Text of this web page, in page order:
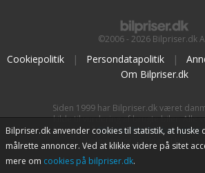
©2006 - 2026 Bilpriser.dk
Cookiepolitik | Persondatapolitik |
Om Bilpriser.dk
Siden 1999 har Bilpriser.dk været
kilde til vurdering af brugte biler. Alle
baseret påBilpriserPro Prisberegning
uafhængige værktøj til
Bilpriser.dk anvender cookies til statistik, at
målrette annoncer. Ved at klikke videre på sitet
mere om cookies på bilpriser.dk.